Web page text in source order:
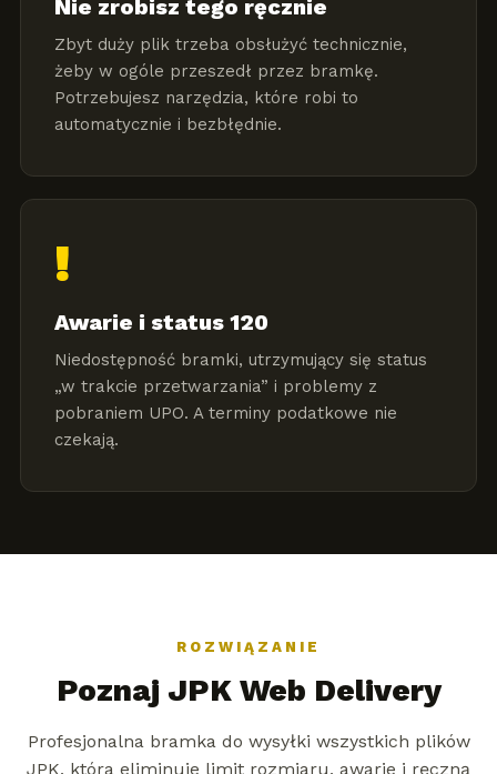
Nie zrobisz tego ręcznie
Zbyt duży plik trzeba obsłużyć technicznie,
żeby w ogóle przeszedł przez bramkę.
Potrzebujesz narzędzia, które robi to
automatycznie i bezbłędnie.
!
Awarie i status 120
Niedostępność bramki, utrzymujący się status
„w trakcie przetwarzania” i problemy z
pobraniem UPO. A terminy podatkowe nie
czekają.
ROZWIĄZANIE
Poznaj JPK Web Delivery
Profesjonalna bramka do wysyłki wszystkich plików
JPK, która eliminuje limit rozmiaru, awarie i ręczną